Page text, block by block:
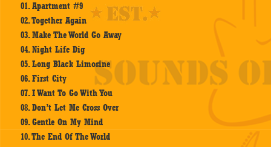
01. Apartment #9
02. Together Again
03. Make The World Go Away
04. Night Life Dig
05. Long Black Limosine
06. First City
07. I Want To Go With You
08. Don’t Let Me Cross Over
09. Gentle On My Mind
10. The End Of The World